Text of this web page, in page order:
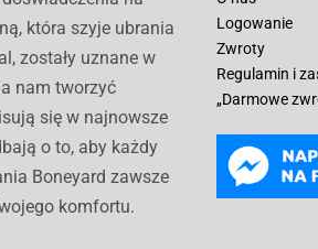
która szyje ubrania
zostały uznane w
nam tworzyć
się w najnowsze
o to, aby każdy
Boneyard zawsze
komfortu.
Logowanie
Zwroty
Regulamin i
„Darmowe